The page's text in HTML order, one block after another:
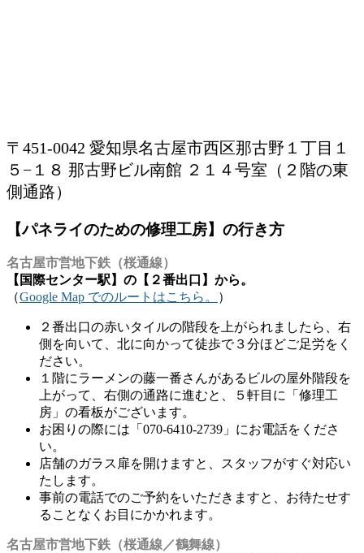
〒451-0042 愛知県名古屋市西区那古野１丁目１
５−１８ 那古野ビル南館 ２１４号室（２階の東
側通路）
【パネライのための修理工房】の行き方
名古屋市営地下鉄（桜通線）
【国際センター駅】の【２番出口】から。
（Google Map でのルートはこちら。 ）
２番出口の赤いタイルの階段を上がられましたら、右
側を向いて、北に向かって徒歩で３分ほどご足労をく
ださい。
１階にラーメンの藤一番さんがあるビルの屋外階段を
上がって、右側の通路に進むと、５軒目に「修理工
房」の看板がございます。
お困りの際には「070-6410-2739」にお電話をくださ
い。
店舗のガラス扉を開けますと、スタッフがすぐ対応い
たします。
事前の電話でのご予約をいただきますと、お待たせす
ることなくお目にかかれます。
名古屋市営地下鉄（桜通線／鶴舞線）